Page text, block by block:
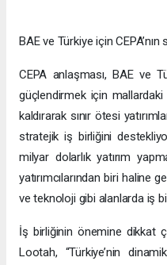
BAE ve Türkiye için
CEPA anlaşması, BAE ve
güçlendirmek için
kaldırarak sınır ötesi
stratejik iş birliğini
milyar dolarlık yatırım
yatırımcılarından biri haline
ve teknoloji gibi alanlarda iş
İş birliğinin önemine dikkat
Lootah, “Türkiye’nin